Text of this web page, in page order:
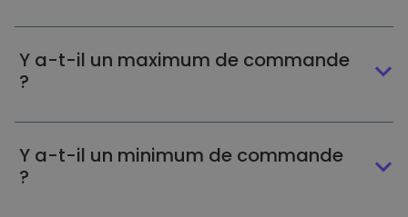
Y a-t-il un maximum de commande
?
Y a-t-il un minimum de commande
?